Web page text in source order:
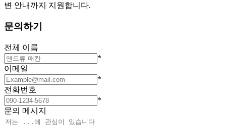
변 안내까지 지원합니다.
문의하기
전체 이름
*
이메일
*
전화번호
*
문의 메시지